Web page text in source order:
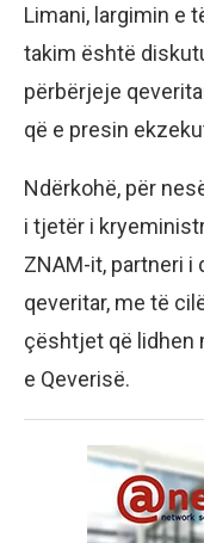
Limani, largimin e
takim është
përbërjeje
që e presin
Ndërkohë, për
i tjetër i
ZNAM-it, partneri i
qeveritar, me të
çështjet që lidhen
e Qeverisë.